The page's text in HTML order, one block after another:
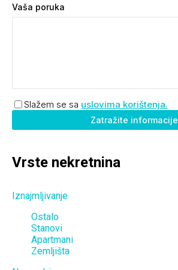
Vaša poruka
Slažem se sa uslovima korištenja.
Zatražite informacije
Vrste nekretnina
Iznajmljivanje
Ostalo
Stanovi
Apartmani
Zemljišta